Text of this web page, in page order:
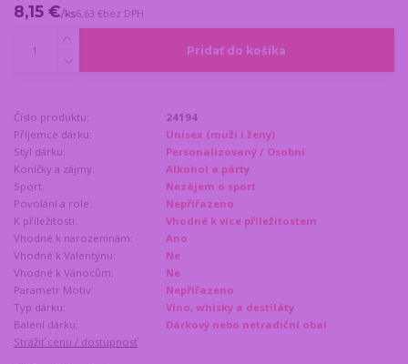
8,15 €/ks6,63 €bez DPH
Pridať do košíka
Číslo produktu:
24194
Příjemce dárku:
Unisex (muži i ženy)
Styl dárku:
Personalizovaný / Osobní
Koníčky a zájmy:
Alkohol a párty
Sport:
Nezájem o sport
Povolání a role:
Nepřířazeno
K příležitosti:
Vhodné k více příležitostem
Vhodné k narozeninám:
Ano
Vhodné k Valentýnu:
Ne
Vhodné k Vánocům:
Ne
Parametr Motiv:
Nepřiřazeno
Typ dárku:
Víno, whisky a destiláty
Balení dárku:
Dárkový nebo netradiční obal
Strážiť cenu / dostupnosť